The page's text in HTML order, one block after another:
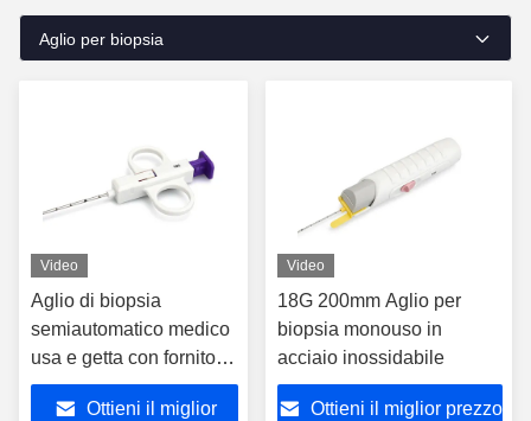
Aglio per biopsia
Video
Aglio di biopsia
semiautomatico medico
usa e getta con fornitore
coassiale
Ottieni il miglior
Video
18G 200mm Aglio per
biopsia monouso in
acciaio inossidabile
Ottieni il miglior prezzo